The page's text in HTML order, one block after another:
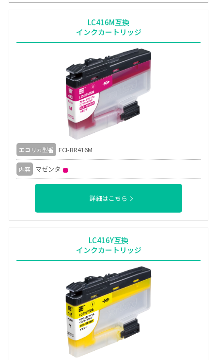
LC416M互換
インクカートリッジ
エコリカ型番 ECI-BR416M
内容 マゼンタ
詳細はこちら
LC416Y互換
インクカートリッジ